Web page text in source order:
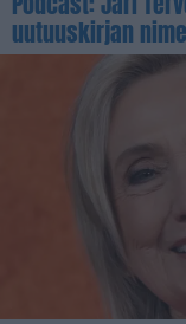
uutuuskirjan